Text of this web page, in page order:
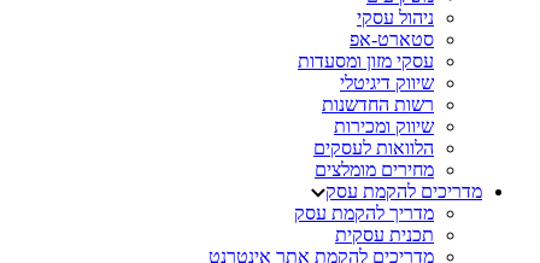
ניהול עסקי
סטארט-אפ
עסקי מזון ומסעדות
שיווק דיגיטלי
רשות החדשנות
שיווק ומכירות
הלוואות לעסקים
מחירים מומלצים
מדריכים להקמת עסק
מדריך להקמת עסק
תכנית עסקית
מדריכים להקמת אתר אינטרנט